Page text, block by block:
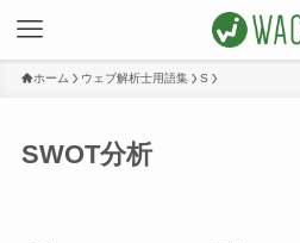
ホーム ウェブ解析士用語集 S
SWOT分析